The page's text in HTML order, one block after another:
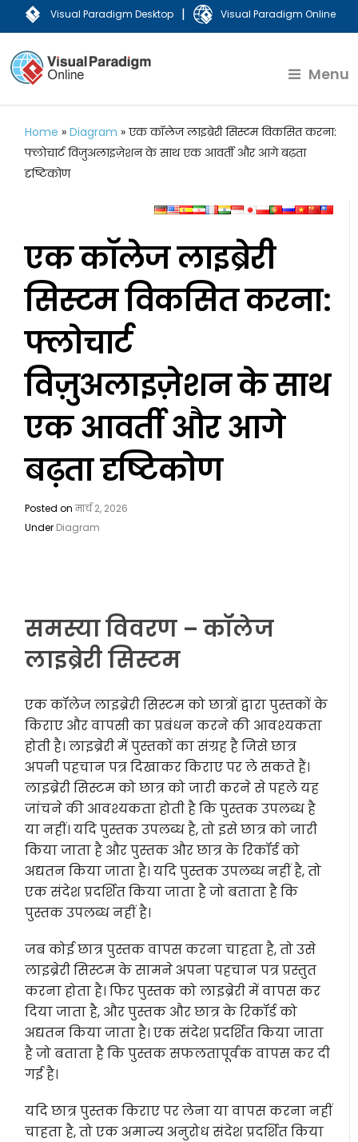
Visual Paradigm Desktop | Visual Paradigm Online
Menu
Home »Diagram »एक कॉलेज लाइब्रेरी सिस्टम विकसित करना:
फ्लोचार्ट विज़ुअलाइज़ेशन के साथ एक आवर्ती और आगे बढ़ता
दृष्टिकोण
एक कॉलेज लाइब्रेरी
सिस्टम विकसित करना:
फ्लोचार्ट
विज़ुअलाइज़ेशन के साथ
एक आवर्ती और आगे
बढ़ता दृष्टिकोण
Posted onमार्च 2, 2026
Under Diagram
समस्या विवरण – कॉलेज
लाइब्रेरी सिस्टम
एक कॉलेज लाइब्रेरी सिस्टम को छात्रों द्वारा पुस्तकों के
किराए और वापसी का प्रबंधन करने की आवश्यकता
होती है। लाइब्रेरी में पुस्तकों का संग्रह है जिसे छात्र
अपनी पहचान पत्र दिखाकर किराए पर ले सकते हैं।
लाइब्रेरी सिस्टम को छात्र को जारी करने से पहले यह
जांचने की आवश्यकता होती है कि पुस्तक उपलब्ध है
या नहीं। यदि पुस्तक उपलब्ध है, तो इसे छात्र को जारी
किया जाता है और पुस्तक और छात्र के रिकॉर्ड को
अद्यतन किया जाता है। यदि पुस्तक उपलब्ध नहीं है, तो
एक संदेश प्रदर्शित किया जाता है जो बताता है कि
पुस्तक उपलब्ध नहीं है।
जब कोई छात्र पुस्तक वापस करना चाहता है, तो उसे
लाइब्रेरी सिस्टम के सामने अपना पहचान पत्र प्रस्तुत
करना होता है। फिर पुस्तक को लाइब्रेरी में वापस कर
दिया जाता है, और पुस्तक और छात्र के रिकॉर्ड को
अद्यतन किया जाता है। एक संदेश प्रदर्शित किया जाता
है जो बताता है कि पुस्तक सफलतापूर्वक वापस कर दी
गई है।
यदि छात्र पुस्तक किराए पर लेना या वापस करना नहीं
चाहता है, तो एक अमान्य अनुरोध संदेश प्रदर्शित किया